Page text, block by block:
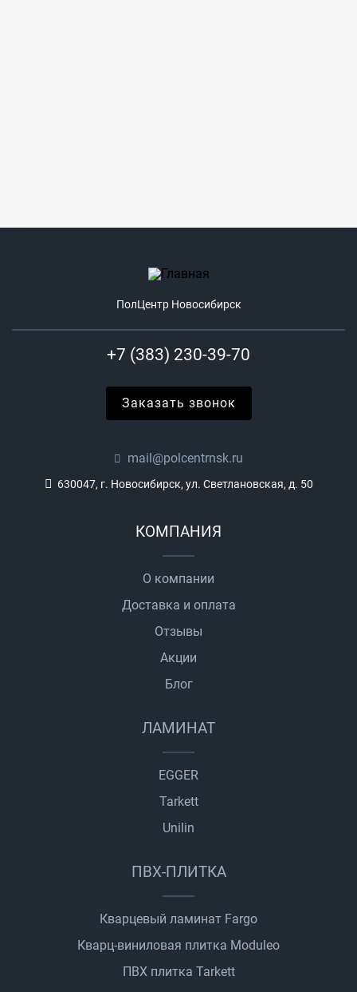
ПолЦентр Новосибирск
+7 (383) 230-39-70
Заказать звонок
mail@polcentrnsk.ru
630047, г. Новосибирск, ул. Светлановская, д. 50
КОМПАНИЯ
О компании
Доставка и оплата
Отзывы
Акции
Блог
ЛАМИНАТ
EGGER
Tarkett
Unilin
ПВХ-ПЛИТКА
Кварцевый ламинат Fargo
Кварц-виниловая плитка Moduleo
ПВХ плитка Tarkett